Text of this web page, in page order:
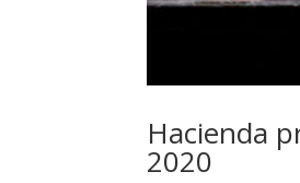
Hacienda
2020